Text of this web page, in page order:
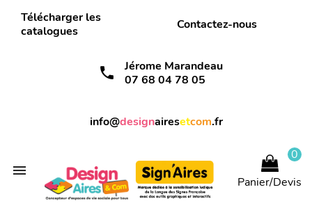
Télécharger les
catalogues
Contactez-nous
call
Jérome Marandeau
07 68 04 78 05
info@designairesetcom.fr

0
Panier/Devis